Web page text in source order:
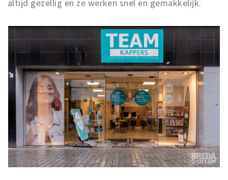
altijd gezellig en ze werken snel en gemakkelijk.